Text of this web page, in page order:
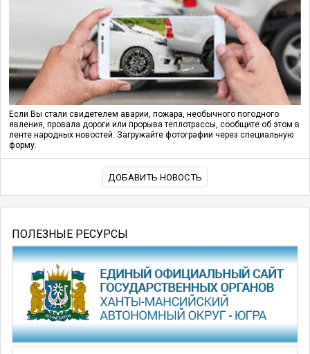
Если Вы стали свидетелем аварии, пожара, необычного погодного
явления, провала дороги или прорыва теплотрассы, сообщите об этом в
ленте народных новостей. Загружайте фотографии через специальную
форму.
ДОБАВИТЬ НОВОСТЬ
ПОЛЕЗНЫЕ РЕСУРСЫ